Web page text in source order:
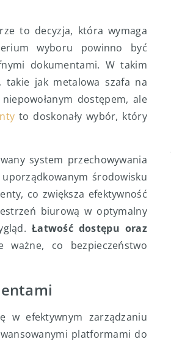
to decyzja, która wymaga
wyboru powinno być
dokumentami. W takim
takie jak metalowa szafa na
dostępem, ale
to doskonały wybór, który
system przechowywania
środowisku
co zwiększa efektywność
biurową w optymalny
Łatwość dostępu oraz
ważne, co bezpieczeństwo
w efektywnym zarządzaniu
platformami do